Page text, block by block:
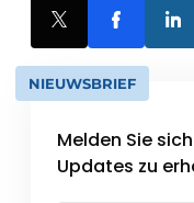
NIEUWSBRIEF
Melden Sie
Updates zu